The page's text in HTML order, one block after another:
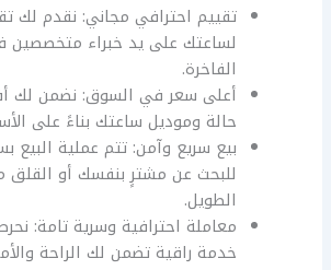
تقييم احترافي مجاني: نقدم لك
لساعتك على يد خبراء متخصصين
الفاخرة.
أعلى سعر في السوق: نضمن لك
حالة وموديل ساعتك بناءً على
بيع سريع وآمن: تتم عملية البيع
للبحث عن مشترٍ بنفسك أو القلق
الطويل.
معاملة احترافية وسرية تامة:
خدمة راقية تضمن لك الراحة